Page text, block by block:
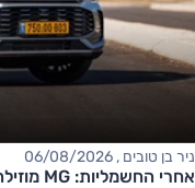
ניר בן טובים , 06/08/2026
אחרי החשמליות: MG מוזילה גם את ההיברידיות